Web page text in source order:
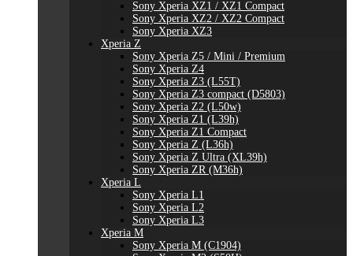
Sony Xperia XZ1 / XZ1 Compact
Sony Xperia XZ2 / XZ2 Compact
Sony Xperia XZ3
Xperia Z
Sony Xperia Z5 / Mini / Premium
Sony Xperia Z4
Sony Xperia Z3 (L55T)
Sony Xperia Z3 compact (D5803)
Sony Xperia Z2 (L50w)
Sony Xperia Z1 (L39h)
Sony Xperia Z1 Compact
Sony Xperia Z (L36h)
Sony Xperia Z Ultra (XL39h)
Sony Xperia ZR (M36h)
Xperia L
Sony Xperia L1
Sony Xperia L2
Sony Xperia L3
Xperia M
Sony Xperia M (C1904)